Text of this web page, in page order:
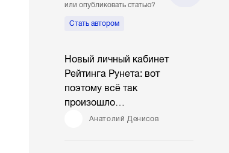
или опубликовать статью?
Стать автором
Новый личный кабинет
Рейтинга Рунета: вот
поэтому всё так
произошло…
Анатолий Денисов